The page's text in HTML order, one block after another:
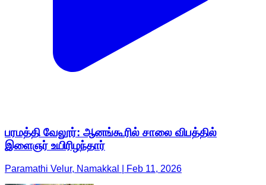
பரமத்தி வேலூர்: ஆனங்கூரில் சாலை விபத்தில்
இளைஞர் உயிரிழந்தார்
Paramathi Velur, Namakkal | Feb 11, 2026